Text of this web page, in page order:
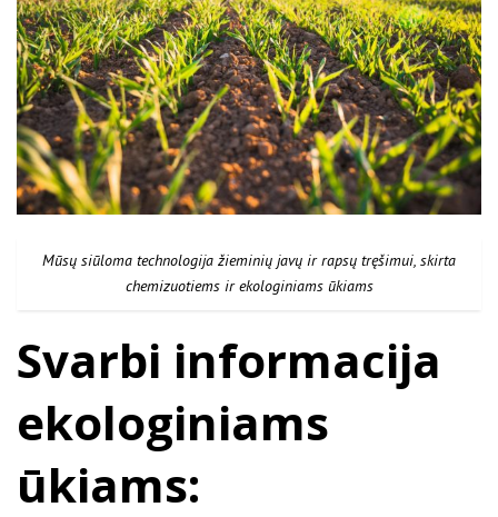
Mūsų siūloma technologija žieminių javų ir rapsų tręšimui, skirta
chemizuotiems ir ekologiniams ūkiams
Svarbi informacija
ekologiniams
ūkiams: